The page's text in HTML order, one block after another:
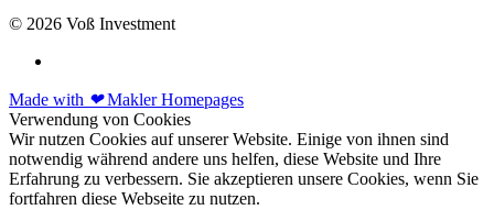
© 2026 Voß Investment
Made with ❤Makler Homepages
Verwendung von Cookies
Wir nutzen Cookies auf unserer Website. Einige von ihnen sind
notwendig während andere uns helfen, diese Website und Ihre
Erfahrung zu verbessern. Sie akzeptieren unsere Cookies, wenn Sie
fortfahren diese Webseite zu nutzen.